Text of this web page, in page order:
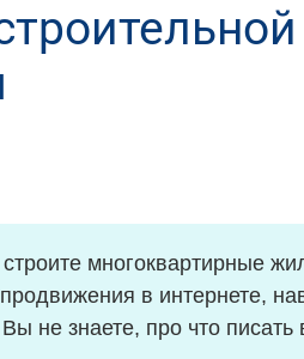
многоквартирные
в интернете,
не знаете, про что писать